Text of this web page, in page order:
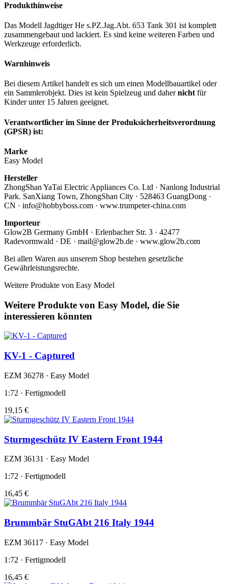
Produkthinweise
Das Modell Jagdtiger He s.PZ.Jag.Abt. 653 Tank 301 ist komplett
zusammengebaut und lackiert. Es sind keine weiteren Farben und
Werkzeuge erforderlich.
Warnhinweis
Bei diesem Artikel handelt es sich um einen Modellbauartikel oder
ein Sammlerobjekt. Dies ist kein Spielzeug und dahernicht für
Kinder unter 15 Jahren geeignet.
Verantwortlicher im Sinne der Produksicherheitsverordnung
(GPSR) ist:
Marke
Easy Model
Hersteller
ZhongShan YaTai Electric Appliances Co. Ltd · Nanlong Industrial
Park. SanXiang Town, ZhongShan City · 528463 GuangDong ·
CN · info@hobbyboss.com · www.trumpeter-china.com
Importeur
Glow2B Germany GmbH · Erlenbacher Str. 3 · 42477
Radevormwald · DE · mail@glow2b.de · www.glow2b.com
Bei allen Waren aus unserem Shop bestehen gesetzliche
Gewährleistungsrechte.
Weitere Produkte von Easy Model
Weitere Produkte von Easy Model, die Sie
interessieren könnten
KV-1 - Captured
EZM 36278 · Easy Model
1:72 · Fertigmodell
19,15 €
Sturmgeschütz IV Eastern Front 1944
EZM 36131 · Easy Model
1:72 · Fertigmodell
16,45 €
Brummbär StuGAbt 216 Italy 1944
EZM 36117 · Easy Model
1:72 · Fertigmodell
16,45 €